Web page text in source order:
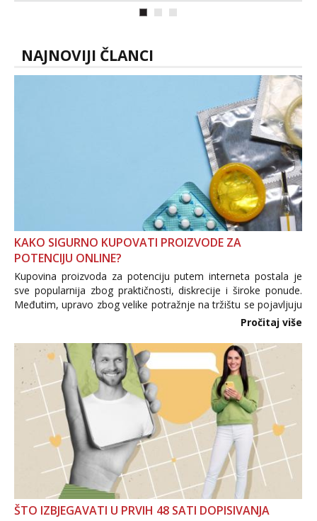
NAJNOVIJI ČLANCI
KAKO SIGURNO KUPOVATI PROIZVODE ZA
POTENCIJU ONLINE?
Kupovina proizvoda za potenciju putem interneta postala je
sve popularnija zbog praktičnosti, diskrecije i široke ponude.
Međutim, upravo zbog velike potražnje na tržištu se pojavljuju
i brojni krivotvoreni proizvodi, nepouzdane internetske
Pročitaj više
ŠTO IZBJEGAVATI U PRVIH 48 SATI DOPISIVANJA